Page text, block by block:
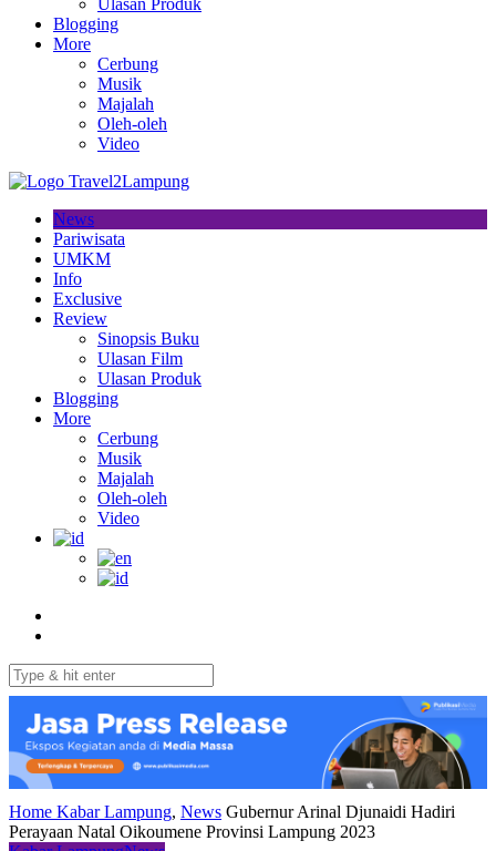
Ulasan Produk
Blogging
More
Cerbung
Musik
Majalah
Oleh-oleh
Video
News
Pariwisata
UMKM
Info
Exclusive
Review
Sinopsis Buku
Ulasan Film
Ulasan Produk
Blogging
More
Cerbung
Musik
Majalah
Oleh-oleh
Video
Home Kabar Lampung, News Gubernur Arinal Djunaidi Hadiri
Perayaan Natal Oikoumene Provinsi Lampung 2023